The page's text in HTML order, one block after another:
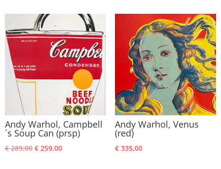
Andy Warhol, Campbell
´s Soup Can (prsp)
€289,00 Oorspronkelijke
€ 259,00Huidige
Andy Warhol, Venus
(red)
€335,00